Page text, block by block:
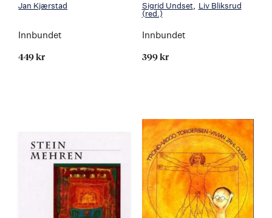
Jan Kjærstad
Innbundet
449 kr
Sigrid Undset
Liv Bliksrud
(red.)
Innbundet
399 kr